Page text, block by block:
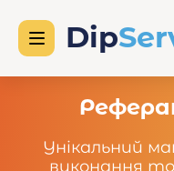
Унікальний
виконання